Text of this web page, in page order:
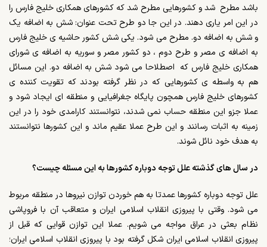
باشد مطرح شد و کشورهایی مطرح شد که کشورهای همکاری خلیج فارس را
در این امر یاری دهند. در این جا دو طرح تحت عنوان: شش به اضافه یک
و شش به اضافه دو. مطرح می شود. یکی شش کشور حاشیه ی خلیج فارس
به اضافه ی مصر و طرح دوم ، دو کشور مصر و سوریه به اضافه ی شورای
همکاری خلیج فارس که اصطلاحا می شود شش به اضافه دو. این مسائل
هم به واسطه ی کشورهایی که در نظر گرفته بودند که تقویت کننده ی
کشورهای خلیج فارس همچون پایگاه جغرافیایی و منطقه ای ایجاد شود و
عملا جزو این منطقه حساب نمی شدند، نتوانستند کارامدی خود را در این
زمینه به اثبات رسانند و این طرح عملا عقیم ماند و این کشورها نتوانستند
به هدف خود نائل شوند.
در سال های گذشته علل توجه دوباره کشورها به این مسئله چیست؟
علل توجه دوباره کشورها عمدتا به هم خوردن توازن نیروها در منطقه مربوط
می شود. وقتی با پیروزی انقلاب اسلامی ایران و متعاقب آن با فروپاشی
نظام بعثی در عراق مواجه می شویم. عملا این توازن قوایی که قبل از
پیروزی انقلاب اسلامی ایران شکل گرفته بود با پیروزی انقلاب اسلامی ایران؛